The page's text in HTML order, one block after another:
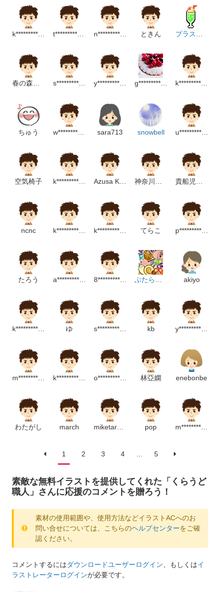
k*********************p t************************m n********************m ときん プラスアルファ
春の森から栄養 s********************p y************************m g***********************p k***********************m
ちゅう w********************m sara713 snowbell u**********************m
空気椅子 k**************************m Azusa Kitaoka 神奈川歯科大学附属病院地域連携室 貴船児童クラブ
ncnc k*******************p k*******************************p てらこ p******************m
たろう a*****************m 8**********************m ぶたらっこ akiyo
k*********************p ゆ s*****************m kb y****************m
m************m k****************m o*********************p 林亞嫻 enebonbe
わたがし march miketarosu11 pop m************************m
1 2 3 4 5
素敵な無料イラストを提供してくれた「くらうど
職人」さんに応援のコメントを贈ろう！
素材の使用範囲や、使用方法などイラストACへのお
問い合せについては、こちらのヘルプセンターをご確
認ください。
コメントするにはダウンロードユーザーログイン 、もしくはイ
ラストレーターログインが必要です。